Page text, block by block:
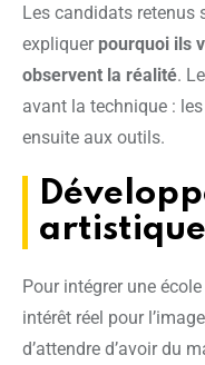
Les candidats retenus
expliquer pourquoi ils
observent la réalité.
avant la technique :
ensuite aux outils.
Pour intégrer une
intérêt réel pour
d’attendre d’avoir du